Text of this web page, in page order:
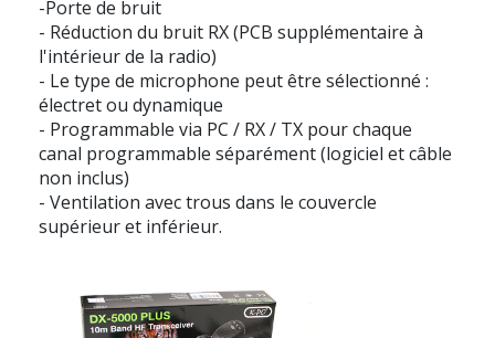
-Porte de bruit
- Réduction du bruit RX (PCB supplémentaire à
l'intérieur de la radio)
- Le type de microphone peut être sélectionné :
électret ou dynamique
- Programmable via PC / RX / TX pour chaque
canal programmable séparément (logiciel et câble
non inclus)
- Ventilation avec trous dans le couvercle
supérieur et inférieur.